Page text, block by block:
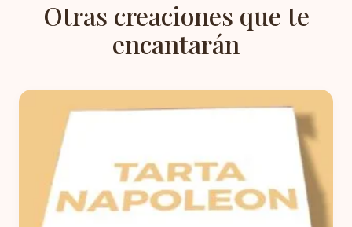
Otras creaciones que te
encantarán